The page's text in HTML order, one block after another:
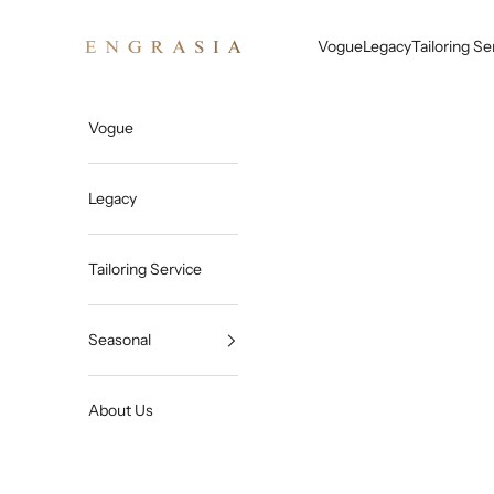
VogueLegacyTailoring
Vogue
Legacy
Tailoring Service
Seasonal
About Us